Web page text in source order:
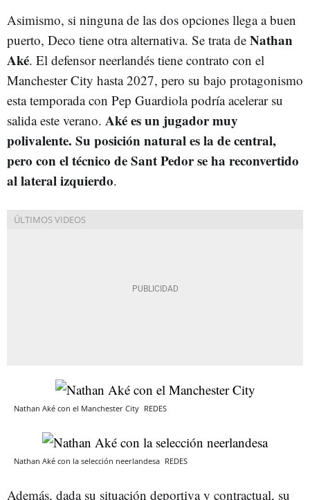
Asimismo, si ninguna de las dos opciones llega a buen
puerto, Deco tiene otra alternativa. Se trata de Nathan
Aké. El defensor neerlandés tiene contrato con el
Manchester City hasta 2027, pero su bajo protagonismo
esta temporada con Pep Guardiola podría acelerar su
salida este verano. Aké es un jugador muy
polivalente. Su posición natural es la de central,
pero con el técnico de Sant Pedor se ha reconvertido
al lateral izquierdo.
Nathan Aké con el Manchester City REDES
Nathan Aké con la selección neerlandesa REDES
Además, dada su situación deportiva y contractual, su